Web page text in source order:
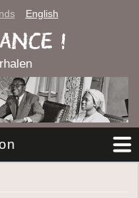
English
!